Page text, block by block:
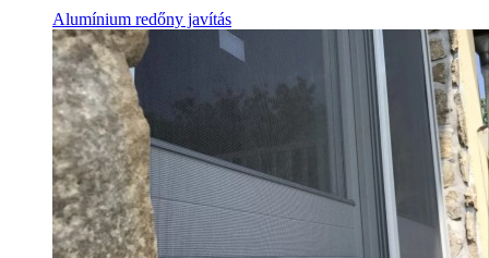
Alumínium redőny javítás